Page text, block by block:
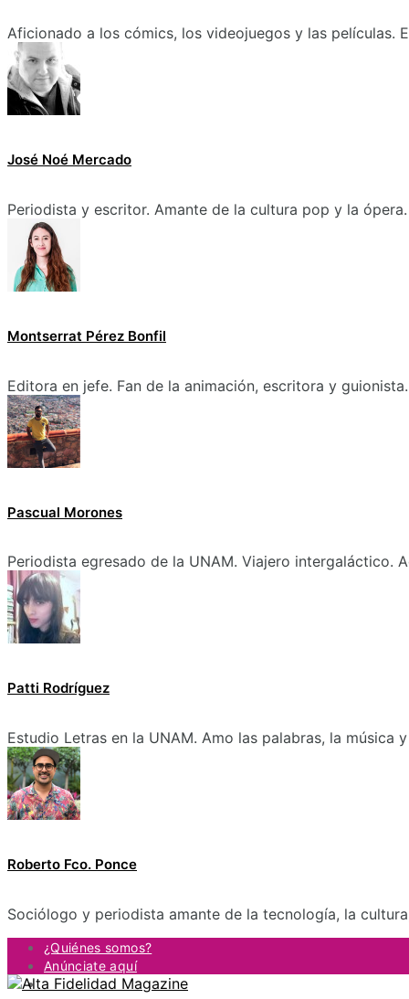
Aficionado a los cómics, los videojuegos y las películas.
José Noé Mercado
Periodista y escritor. Amante de la cultura pop y la ópera.
Montserrat Pérez Bonfil
Editora en jefe. Fan de la animación, escritora y guionista.
Pascual Morones
Periodista egresado de la UNAM. Viajero intergaláctico.
Patti Rodríguez
Estudio Letras en la UNAM. Amo las palabras, la música
Roberto Fco. Ponce
Sociólogo y periodista amante de la tecnología, la
¿Quiénes somos?
Anúnciate aquí
Contacto